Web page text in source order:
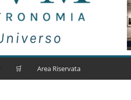
🛒 Area Riservata